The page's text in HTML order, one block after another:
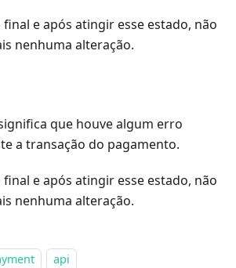
final e após atingir esse estado, não
nenhuma alteração.
que houve algum erro
a transação do pagamento.
final e após atingir esse estado, não
nenhuma alteração.
api